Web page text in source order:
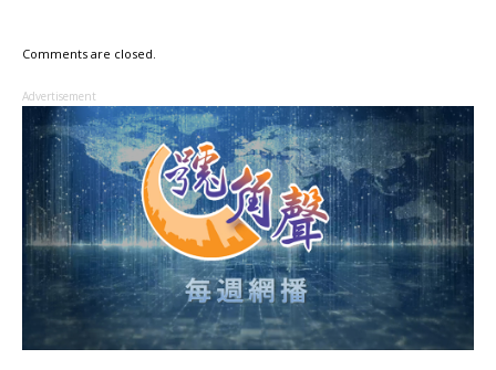
Comments are closed.
Advertisement